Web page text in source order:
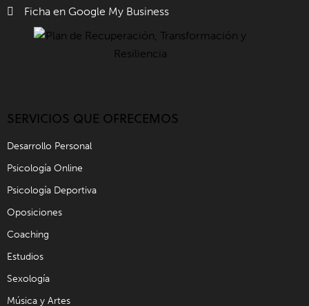
Ficha en Google My Business
SERVICIOS QUE OFRECEMOS
Desarrollo Personal
Psicología Online
Psicología Deportiva
Oposiciones
Coaching
Estudios
Sexología
Música y Artes